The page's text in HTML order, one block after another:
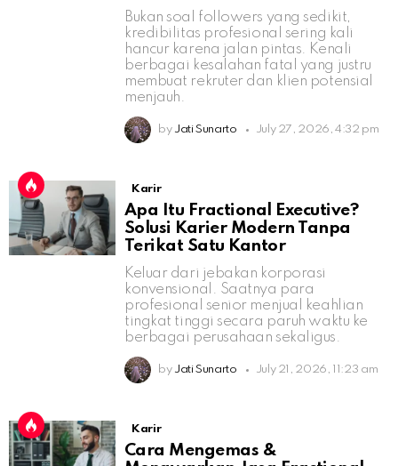
Bukan soal followers yang sedikit,
kredibilitas profesional sering kali
hancur karena jalan pintas. Kenali
berbagai kesalahan fatal yang justru
membuat rekruter dan klien potensial
menjauh.
by Jati Sunarto July 27, 2026, 4:32 pm
Karir
Apa Itu Fractional Executive?
Solusi Karier Modern Tanpa
Terikat Satu Kantor
Keluar dari jebakan korporasi
konvensional. Saatnya para
profesional senior menjual keahlian
tingkat tinggi secara paruh waktu ke
berbagai perusahaan sekaligus.
by Jati Sunarto July 21, 2026, 11:23 am
Karir
Cara Mengemas &